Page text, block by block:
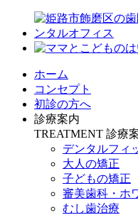
ホーム
コンセプト
初診の方へ
診療案内
TREATMENT 診療
デンタルフィ
大人の矯正
子どもの矯正
審美歯科・ホ
むし歯治療